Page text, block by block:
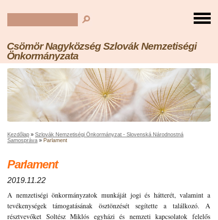
Csömör Nagyközség Szlovák Nemzetiségi
Önkormányzata
Kezdőlap » Szlovák Nemzetiségi Önkormányzat - Slovenská Národnostná
Samospráva » Parlament
Parlament
2019.11.22
A nemzetiségi önkormányzatok munkáját jogi és hátterét, valamint a
tevékenységek támogatásának ösztönzését segítette a találkozó. A
résztvevőket Soltész Miklós egyházi és nemzeti kapcsolatok felelős